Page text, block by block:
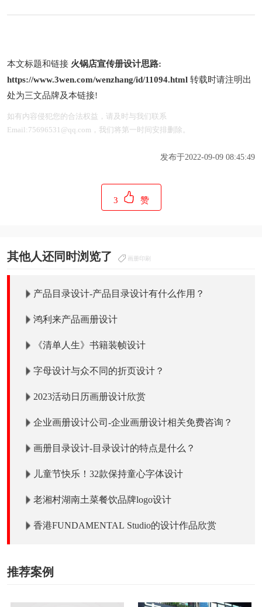
本文标题和链接 火锅店宣传册设计思路:
https://www.3wen.com/wenzhang/id/11094.html 转载时请注明出
处为三文品牌及本链接!
如有内容侵犯您的合法权益，请及时与我们联系
Email:75696531@qq.com，我们将第一时间安排删除。
发布于2022-09-09 08:45:49
3 赞
其他人还同时浏览了 画册印刷
产品目录设计-产品目录设计有什么作用？
鸿利来产品画册设计
《清单人生》书籍装帧设计
字母设计与众不同的折页设计？
2023活动日历画册设计欣赏
企业画册设计公司-企业画册设计相关免费咨询？
画册目录设计-目录设计的特点是什么？
儿童节快乐！32款保持童心字体设计
老湘村湖南土菜餐饮品牌logo设计
香港FUNDAMENTAL Studio的设计作品欣赏
推荐案例